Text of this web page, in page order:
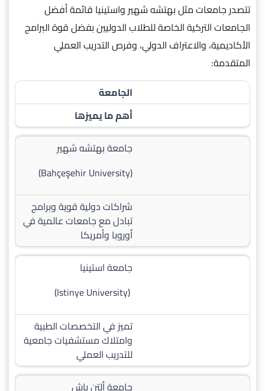
تتصدر جامعات مثل بهتشه شهير واستينيا قائمة أفضل
الجامعات التركية الخاصة للطلاب الدوليين بفضل قوة البرامج
الأكاديمية، والاعتراف الدولي، وفرص التدريب العملي
المتقدمة:
الجامعة
أهم ما يميزها
جامعة بهتشه شهير
(Bahçeşehir University)
شراكات دولية قوية وبرامج
تبادل مع جامعات عالمية في
أوروبا وأمريكا
جامعة استينيا
(Istinye University)
تميز في التخصصات الطبية
وامتلاك مستشفيات جامعية
للتدريب العملي
جامعة ألتن باش